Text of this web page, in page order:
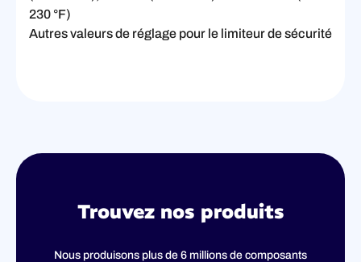
230 °F)
Autres valeurs de réglage pour le limiteur de sécurité
Trouvez nos produits
Nous produisons plus de 6 millions de composants